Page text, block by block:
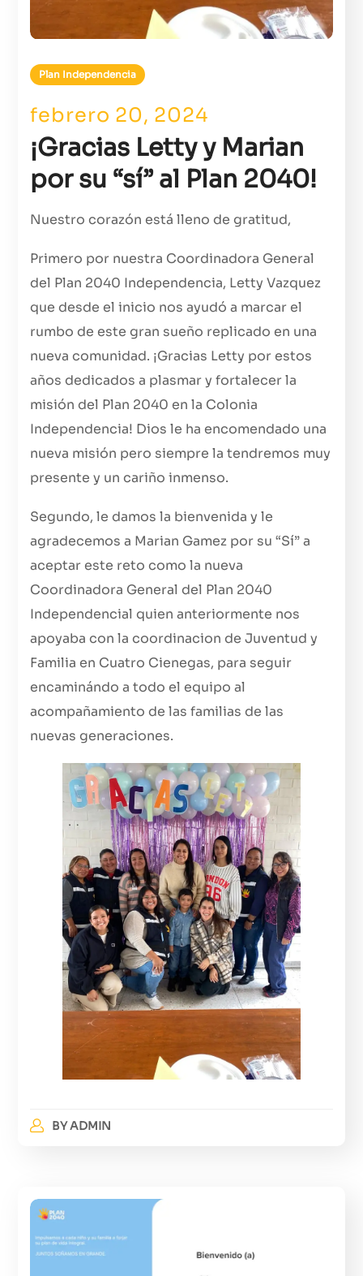
Plan Independencia
febrero 20, 2024
¡Gracias Letty y Marian
por su “sí” al Plan 2040!
Nuestro corazón está lleno de gratitud,
Primero por nuestra Coordinadora General
del Plan 2040 Independencia, Letty Vazquez
que desde el inicio nos ayudó a marcar el
rumbo de este gran sueño replicado en una
nueva comunidad. ¡Gracias Letty por estos
años dedicados a plasmar y fortalecer la
misión del Plan 2040 en la Colonia
Independencia! Dios le ha encomendado una
nueva misión pero siempre la tendremos muy
presente y un cariño inmenso.
Segundo, le damos la bienvenida y le
agradecemos a Marian Gamez por su “Sí” a
aceptar este reto como la nueva
Coordinadora General del Plan 2040
Independencial quien anteriormente nos
apoyaba con la coordinacion de Juventud y
Familia en Cuatro Cienegas, para seguir
encaminándo a todo el equipo al
acompañamiento de las familias de las
nuevas generaciones.
BYADMIN